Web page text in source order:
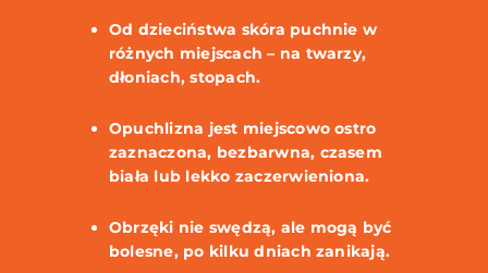
Od dzieciństwa skóra puchnie w
różnych miejscach – na twarzy,
dłoniach, stopach.
Opuchlizna jest miejscowo ostro
zaznaczona, bezbarwna, czasem
biała lub lekko zaczerwieniona.
Obrzęki nie swędzą, ale mogą być
bolesne, po kilku dniach zanikają.